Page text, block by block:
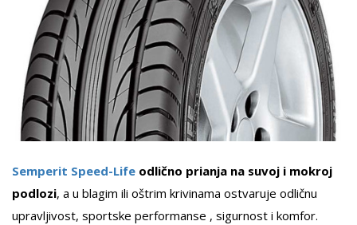
Semperit Speed-Life odlično prianja na suvoj i mokroj
podlozi, a u blagim ili oštrim krivinama ostvaruje odličnu
upravljivost, sportske performanse , sigurnost i komfor.